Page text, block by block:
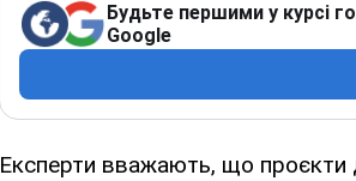
Будьте першими у курсі
Google
Експерти вважають, що проєкти